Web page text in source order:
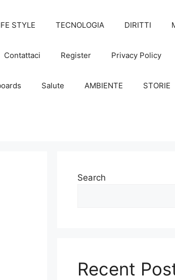
STYLE TECNOLOGIA DIRITTI
Contattaci Register Privacy Policy
Salute AMBIENTE STORIE
Search
Recent